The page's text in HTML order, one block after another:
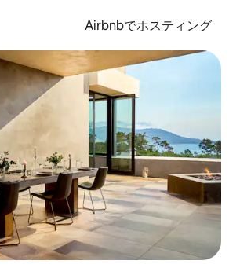
Airbnbでホスティング